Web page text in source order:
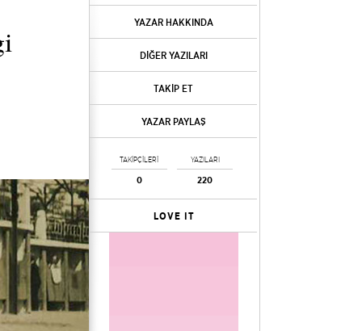
YAZAR HAKKINDA
DİĞER YAZILARI
TAKİP ET
YAZAR PAYLAŞ
TAKİPÇİLERİ
0
YAZILARI
220
LOVE IT